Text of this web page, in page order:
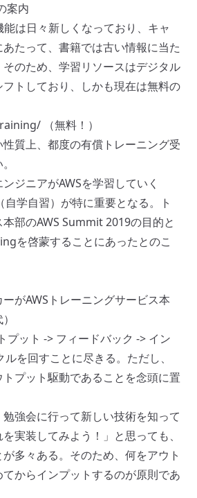
案内
能は日々新しくなっており、キャ
たって、書籍では古い情報に当た
のため、学習リソースはデジタル
トしており、しかも現在は無料の
（無料！）
質上、都度の有償トレーニング受
ジニアがAWSを学習していく
学自習）が特に重要となる。ト
部のAWS Summit 2019の目的と
を啓蒙することにあったとのこ
ーがAWSトレーニングサービス本
プット -> フィードバック -> イン
を回すことに尽きる。ただし、
プット駆動であることを念頭に置
強会に行って新しい技術を知って
実装してみよう！」と思っても、
多々ある。そのため、何をアウト
からインプットするのが原則であ